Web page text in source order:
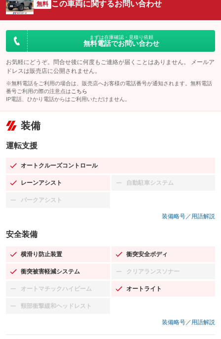
無料 この車両に関するお問い合わせ
まずは在庫確認・見積り依頼
無料電話でお問い合わせ
お気軽にどうぞ。問合せ後に何度もご連絡が届くことはありません。 メールア
ドレスは販売店に公開されません。
※無料電話をご利用の場合は、販売店へお客様の電話番号が通知されます。無料電話
番号ご利用の際の注意点は こちら
IP電話、ひかり電話からはご利用いただけません。
装備
運転支援
オートクルーズコントロール
：装備あり
レーンアシスト
：装備あり 自動駐車システム
：装備なし
パークアシスト
：装備なし
装備略号／用語解説
安全装備
横滑り防止装置
：装備あり 衝突安全ボディ
：装備あり
衝突被害軽減システム
：装備あり クリアランスソナー
：装備なし
オートマチックハイビーム
：装備なし オートライト
：装備あり
頸部衝撃緩和ヘッドレスト
：装備なし
装備略号／用語解説